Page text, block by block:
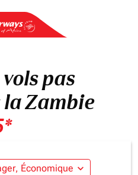
pas
la Zambie
Économique expand_more